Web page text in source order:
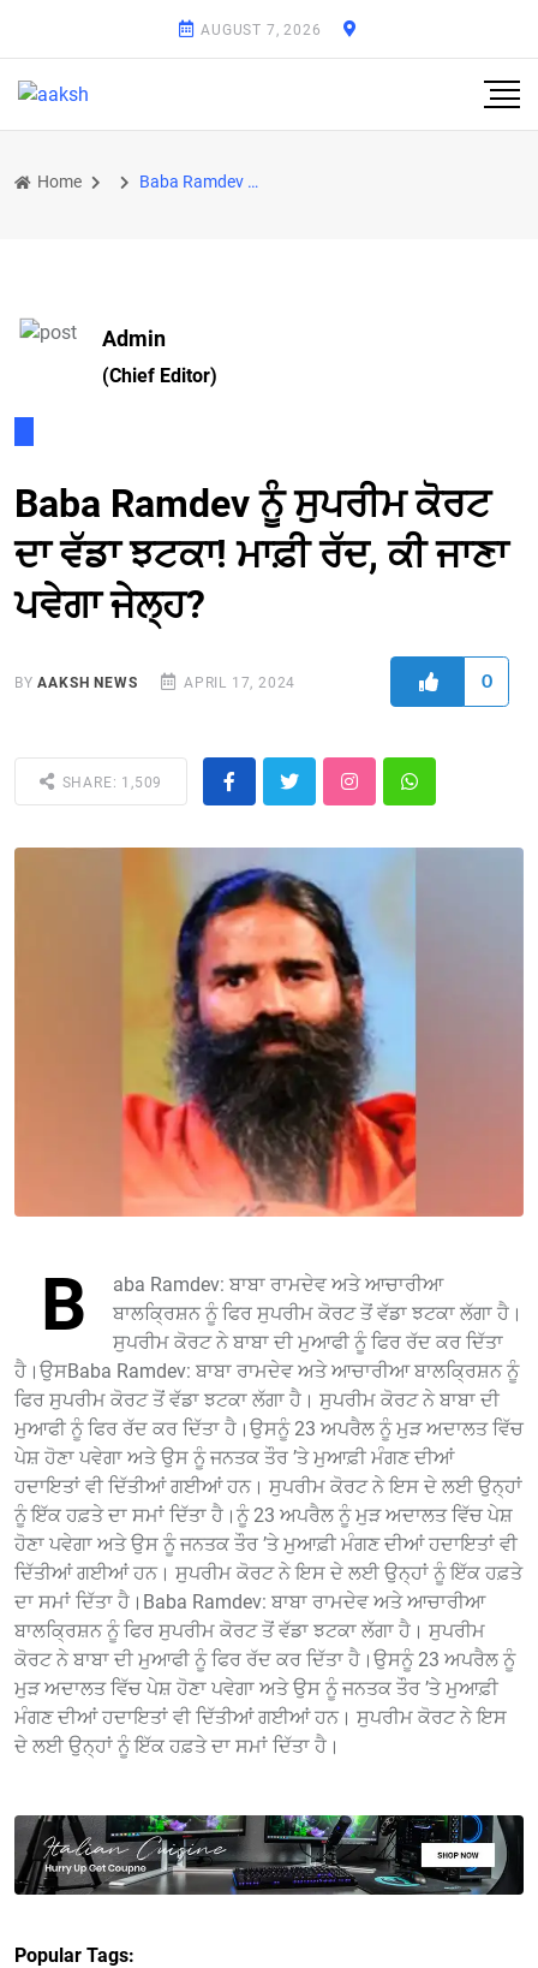
AUGUST 7, 2026
Home Baba Ramdev ਨੂੰ ਸੁਪਰੀਮ ਕੋਰਟ ਦਾ ਵੱਡਾ ਝਟਕਾ! ਮਾਫ਼ੀ ਰੱਦ, ਕੀ ਜਾਣਾ ਪਵੇਗਾ ਜੇਲ੍ਹ?
Admin
(Chief Editor)
Baba Ramdev ਨੂੰ ਸੁਪਰੀਮ ਕੋਰਟ
ਦਾ ਵੱਡਾ ਝਟਕਾ! ਮਾਫ਼ੀ ਰੱਦ, ਕੀ ਜਾਣਾ
ਪਵੇਗਾ ਜੇਲ੍ਹ?
BYAAKSH NEWS APRIL 17, 2024 0
SHARE: 1,509
B
aba Ramdev: ਬਾਬਾ ਰਾਮਦੇਵ ਅਤੇ ਆਚਾਰੀਆ
ਬਾਲਕ੍ਰਿਸ਼ਨ ਨੂੰ ਫਿਰ ਸੁਪਰੀਮ ਕੋਰਟ ਤੋਂ ਵੱਡਾ ਝਟਕਾ ਲੱਗਾ ਹੈ।
ਸੁਪਰੀਮ ਕੋਰਟ ਨੇ ਬਾਬਾ ਦੀ ਮੁਆਫੀ ਨੂੰ ਫਿਰ ਰੱਦ ਕਰ ਦਿੱਤਾ
ਹੈ।ਉਸBaba Ramdev: ਬਾਬਾ ਰਾਮਦੇਵ ਅਤੇ ਆਚਾਰੀਆ ਬਾਲਕ੍ਰਿਸ਼ਨ ਨੂੰ
ਫਿਰ ਸੁਪਰੀਮ ਕੋਰਟ ਤੋਂ ਵੱਡਾ ਝਟਕਾ ਲੱਗਾ ਹੈ। ਸੁਪਰੀਮ ਕੋਰਟ ਨੇ ਬਾਬਾ ਦੀ
ਮੁਆਫੀ ਨੂੰ ਫਿਰ ਰੱਦ ਕਰ ਦਿੱਤਾ ਹੈ।ਉਸਨੂੰ 23 ਅਪਰੈਲ ਨੂੰ ਮੁੜ ਅਦਾਲਤ ਵਿੱਚ
ਪੇਸ਼ ਹੋਣਾ ਪਵੇਗਾ ਅਤੇ ਉਸ ਨੂੰ ਜਨਤਕ ਤੌਰ ’ਤੇ ਮੁਆਫ਼ੀ ਮੰਗਣ ਦੀਆਂ
ਹਦਾਇਤਾਂ ਵੀ ਦਿੱਤੀਆਂ ਗਈਆਂ ਹਨ। ਸੁਪਰੀਮ ਕੋਰਟ ਨੇ ਇਸ ਦੇ ਲਈ ਉਨ੍ਹਾਂ
ਨੂੰ ਇੱਕ ਹਫ਼ਤੇ ਦਾ ਸਮਾਂ ਦਿੱਤਾ ਹੈ।ਨੂੰ 23 ਅਪਰੈਲ ਨੂੰ ਮੁੜ ਅਦਾਲਤ ਵਿੱਚ ਪੇਸ਼
ਹੋਣਾ ਪਵੇਗਾ ਅਤੇ ਉਸ ਨੂੰ ਜਨਤਕ ਤੌਰ ’ਤੇ ਮੁਆਫ਼ੀ ਮੰਗਣ ਦੀਆਂ ਹਦਾਇਤਾਂ ਵੀ
ਦਿੱਤੀਆਂ ਗਈਆਂ ਹਨ। ਸੁਪਰੀਮ ਕੋਰਟ ਨੇ ਇਸ ਦੇ ਲਈ ਉਨ੍ਹਾਂ ਨੂੰ ਇੱਕ ਹਫ਼ਤੇ
ਦਾ ਸਮਾਂ ਦਿੱਤਾ ਹੈ।Baba Ramdev: ਬਾਬਾ ਰਾਮਦੇਵ ਅਤੇ ਆਚਾਰੀਆ
ਬਾਲਕ੍ਰਿਸ਼ਨ ਨੂੰ ਫਿਰ ਸੁਪਰੀਮ ਕੋਰਟ ਤੋਂ ਵੱਡਾ ਝਟਕਾ ਲੱਗਾ ਹੈ। ਸੁਪਰੀਮ
ਕੋਰਟ ਨੇ ਬਾਬਾ ਦੀ ਮੁਆਫੀ ਨੂੰ ਫਿਰ ਰੱਦ ਕਰ ਦਿੱਤਾ ਹੈ।ਉਸਨੂੰ 23 ਅਪਰੈਲ ਨੂੰ
ਮੁੜ ਅਦਾਲਤ ਵਿੱਚ ਪੇਸ਼ ਹੋਣਾ ਪਵੇਗਾ ਅਤੇ ਉਸ ਨੂੰ ਜਨਤਕ ਤੌਰ ’ਤੇ ਮੁਆਫ਼ੀ
ਮੰਗਣ ਦੀਆਂ ਹਦਾਇਤਾਂ ਵੀ ਦਿੱਤੀਆਂ ਗਈਆਂ ਹਨ। ਸੁਪਰੀਮ ਕੋਰਟ ਨੇ ਇਸ
ਦੇ ਲਈ ਉਨ੍ਹਾਂ ਨੂੰ ਇੱਕ ਹਫ਼ਤੇ ਦਾ ਸਮਾਂ ਦਿੱਤਾ ਹੈ।
Popular Tags: